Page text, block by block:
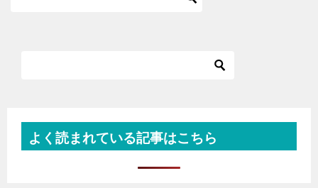
よく読まれている記事はこちら